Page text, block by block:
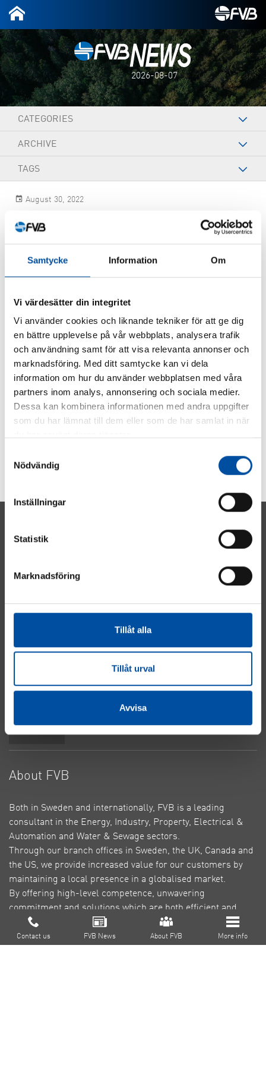
Samtycke Information Om
Vi värdesätter din integritet
Vi använder cookies och liknande tekniker för att ge dig
en bättre upplevelse på vår webbplats, analysera trafik
och användning samt för att visa relevanta annonser och
marknadsföring. Med ditt samtycke kan vi dela
information om hur du använder webbplatsen med våra
partners inom analys, annonsering och sociala medier.
Dessa kan kombinera informationen med andra uppgifter
som du har lämnat till dem eller som de har samlat in när
Nödvändig
Inställningar
Statistik
Marknadsföring
Tillåt alla
Tillåt urval
Avvisa
2026-08-07
CATEGORIES
ARCHIVE
TAGS
August 30, 2022
Magnus Abrahamsson
SHARE ARTICLE
About FVB
Contact us FVB News About FVB More info
Energy
Real Estate
Water & Sewage
Privacy Policy
About FVB
Both in Sweden and internationally, FVB is a leading
consultant in the Energy, Industry, Property, Electrical &
Automation and Water & Sewage sectors.
Through our branch offices in Sweden, the UK, Canada and
the US, we provide increased value for our customers by
maintaining a local presence in a globalised market.
By offering high-level competence, unwavering
commitment and solutions which are both efficient and
green, our goal is to reduce environmental impact,
contribute to a sustainable society and create profitability